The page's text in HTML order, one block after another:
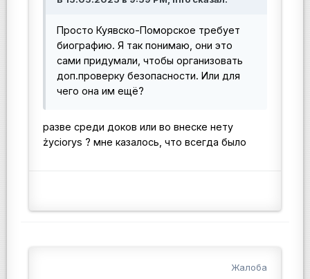
Просто Куявско-Поморское требует
биографию. Я так понимаю, они это
сами придумали, чтобы организовать
доп.проверку безопасности. Или для
чего она им ещё?
разве среди доков или во внеске нету
życiorys ? мне казалось, что всегда было
Жалоба